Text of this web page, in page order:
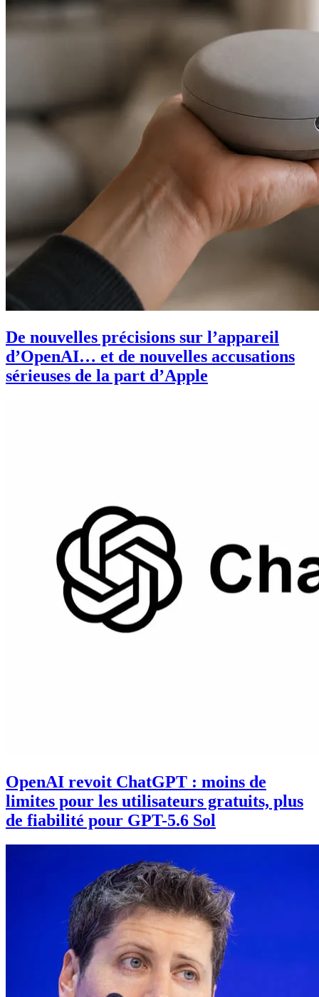
De nouvelles précisions sur l’appareil
d’OpenAI… et de nouvelles accusations
sérieuses de la part d’Apple
OpenAI revoit ChatGPT : moins de
limites pour les utilisateurs gratuits, plus
de fiabilité pour GPT-5.6 Sol